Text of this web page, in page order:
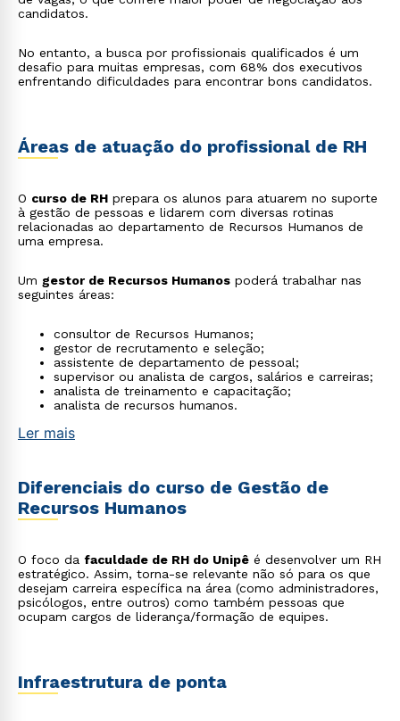
candidatos.
No entanto, a busca por profissionais qualificados é um
desafio para muitas empresas, com 68% dos executivos
enfrentando dificuldades para encontrar bons candidatos.
Áreas de atuação do profissional de RH
O curso de RH prepara os alunos para atuarem no suporte
à gestão de pessoas e lidarem com diversas rotinas
relacionadas ao departamento de Recursos Humanos de
uma empresa.
Um gestor de Recursos Humanos poderá trabalhar nas
seguintes áreas:
consultor de Recursos Humanos;
gestor de recrutamento e seleção;
assistente de departamento de pessoal;
supervisor ou analista de cargos, salários e carreiras;
analista de treinamento e capacitação;
analista de recursos humanos.
Ler mais
Diferenciais do curso de Gestão de
Recursos Humanos
O foco da faculdade de RH do Unipê é desenvolver um RH
estratégico. Assim, torna-se relevante não só para os que
desejam carreira específica na área (como administradores,
psicólogos, entre outros) como também pessoas que
ocupam cargos de liderança/formação de equipes.
Infraestrutura de ponta